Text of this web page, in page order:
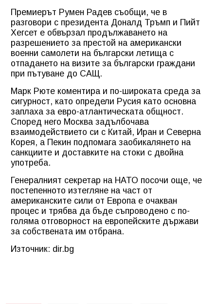
Премиерът Румен Радев съобщи, че в
разговори с президента Доналд Тръмп и Пийт
Хегсет е обвързал продължаването на
разрешението за престой на американски
военни самолети на български летища с
отпадането на визите за български граждани
при пътуване до САЩ.
Марк Рюте коментира и по-широката среда за
сигурност, като определи Русия като основна
заплаха за евро-атлантическата общност.
Според него Москва задълбочава
взаимодействието си с Китай, Иран и Северна
Корея, а Пекин подпомага заобикалянето на
санкциите и доставките на стоки с двойна
употреба.
Генералният секретар на НАТО посочи още, че
постепенното изтегляне на част от
американските сили от Европа е очакван
процес и трябва да бъде съпроводено с по-
голяма отговорност на европейските държави
за собствената им отбрана.
Източник: dir.bg